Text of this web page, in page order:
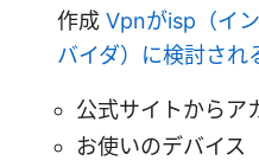
作成 Vpnがisp（イ
バイダ）に検討され
公式サイトからア
お使いのデバイス